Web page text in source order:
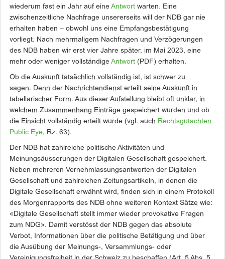
wiederum fast ein Jahr auf eine Antwort warten. Eine
zwischenzeitliche Nachfrage unsererseits will der NDB gar nie
erhalten haben – obwohl uns eine Empfangsbestätigung
vorliegt. Nach mehrmaligem Nachfragen und Verzögerungen
des NDB haben wir erst vier Jahre später, im Mai 2023, eine
mehr oder weniger vollständige Antwort (PDF) erhalten.
Ob die Auskunft tatsächlich vollständig ist, ist schwer zu
sagen. Denn der Nachrichtendienst erteilt seine Auskunft in
tabellarischer Form. Aus dieser Aufstellung bleibt oft unklar, in
welchem Zusammenhang Einträge gespeichert wurden und ob
die Einsicht vollständig erteilt wurde (vgl. auch Rechtsgutachten
Public Eye, Rz. 63).
Der NDB hat zahlreiche politische Aktivitäten und
Meinungsäusserungen der Digitalen Gesellschaft gespeichert.
Neben mehreren Vernehmlassungsantworten der Digitalen
Gesellschaft und zahlreichen Zeitungsartikeln, in denen die
Digitale Gesellschaft erwähnt wird, finden sich in einem Protokoll
des Morgenrapports des NDB ohne weiteren Kontext Sätze wie:
«Digitale Gesellschaft stellt immer wieder provokative Fragen
zum NDG». Damit verstösst der NDB gegen das absolute
Verbot, Informationen über die politische Betätigung und über
die Ausübung der Meinungs-, Versammlungs- oder